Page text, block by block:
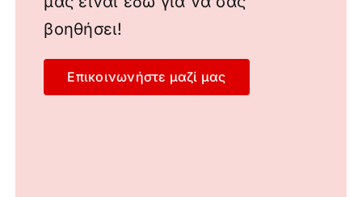
βοηθήσει!
Επικοινωνήστε μαζί μας